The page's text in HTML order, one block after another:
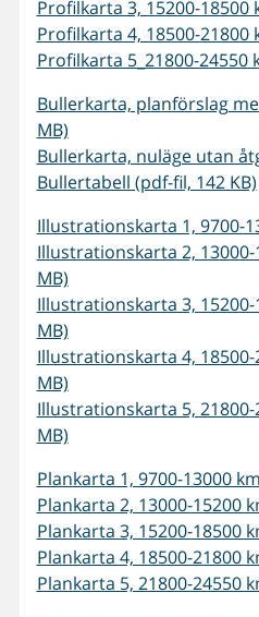
Profilkarta 3, 15200-18500
Profilkarta 4, 18500-21800
Profilkarta 5_21800-24550
Bullerkarta, planförslag
MB)
Bullerkarta, nuläge utan
Bullertabell (pdf-fil, 142 KB)
Illustrationskarta 1, 9700-
Illustrationskarta 2,
MB)
Illustrationskarta 3,
MB)
Illustrationskarta 4,
MB)
Illustrationskarta 5,
MB)
Plankarta 1, 9700-13000
Plankarta 2, 13000-15200
Plankarta 3, 15200-18500
Plankarta 4, 18500-21800
Plankarta 5, 21800-24550